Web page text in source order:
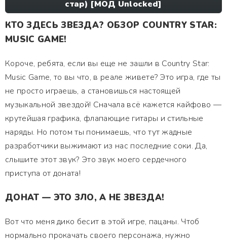
стар) [МОД Unlocked]
КТО ЗДЕСЬ ЗВЕЗДА? ОБЗОР COUNTRY STAR:
MUSIC GAME!
Короче, ребята, если вы еще не зашли в Country Star:
Music Game, то вы что, в реале живете? Это игра, где ты
не просто играешь, а становишься настоящей
музыкальной звездой! Сначала всё кажется кайфово —
крутейшая графика, флапающие гитары и стильные
наряды. Но потом ты понимаешь, что тут жадные
разработчики выжимают из нас последние соки. Да,
слышите этот звук? Это звук моего сердечного
приступа от доната!
ДОНАТ — ЭТО ЗЛО, А НЕ ЗВЕЗДА!
Вот что меня дико бесит в этой игре, пацаны. Чтоб
нормально прокачать своего персонажа, нужно